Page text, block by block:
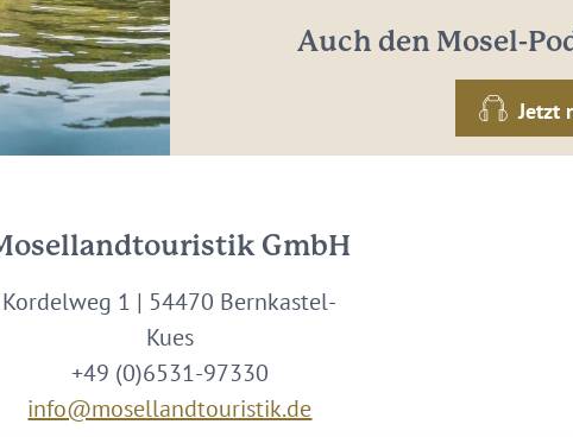
Auch den Mosel-
Jetzt
GmbH
Kordelweg 1 | 54470 Bernkastel-
Kues
+49 (0)6531-97330
info@mosellandtouristik.de